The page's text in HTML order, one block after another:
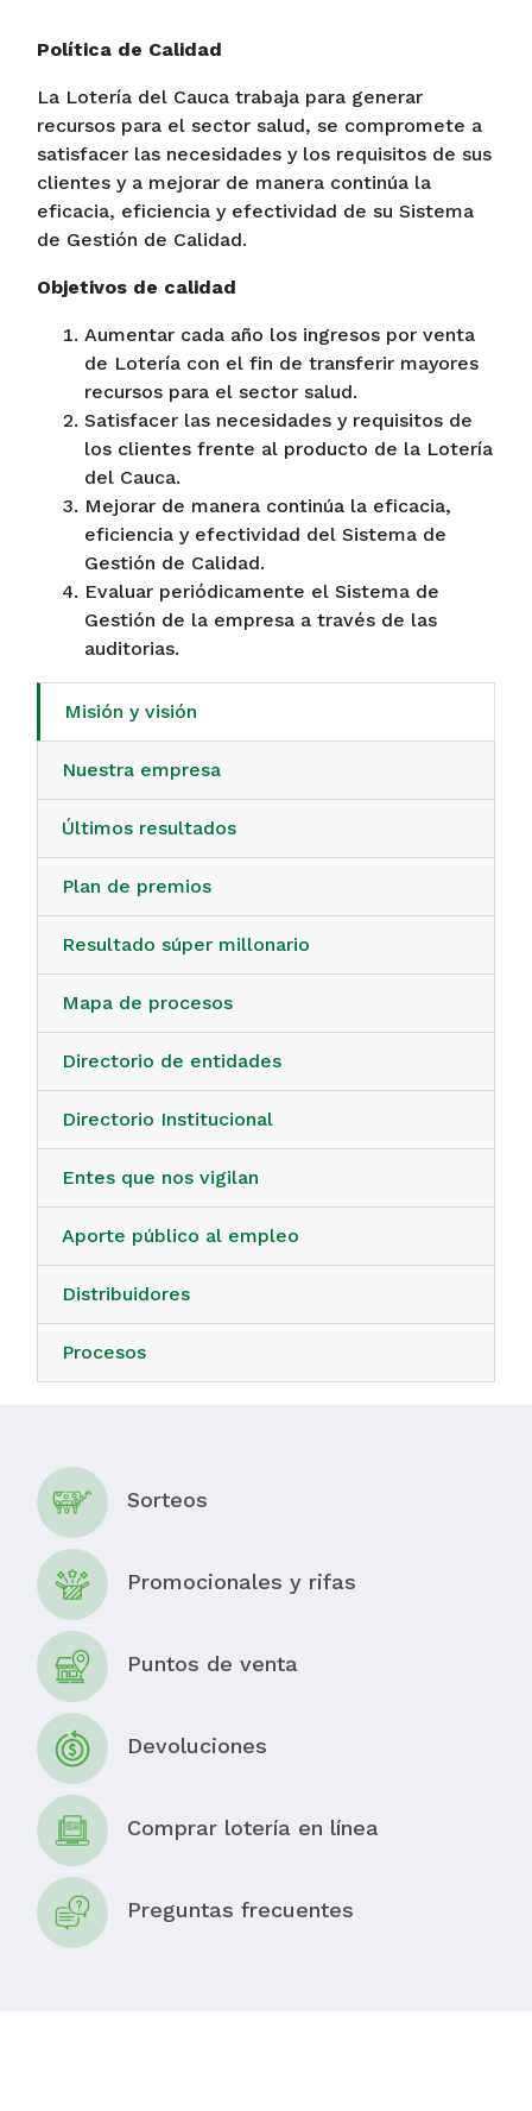
Política de Calidad
La Lotería del Cauca trabaja para generar
recursos para el sector salud, se compromete a
satisfacer las necesidades y los requisitos de sus
clientes y a mejorar de manera continúa la
eficacia, eficiencia y efectividad de su Sistema
de Gestión de Calidad.
Objetivos de calidad
Aumentar cada año los ingresos por venta
de Lotería con el fin de transferir mayores
recursos para el sector salud.
Satisfacer las necesidades y requisitos de
los clientes frente al producto de la Lotería
del Cauca.
Mejorar de manera continúa la eficacia,
eficiencia y efectividad del Sistema de
Gestión de Calidad.
Evaluar periódicamente el Sistema de
Gestión de la empresa a través de las
auditorias.
Misión y visión
Nuestra empresa
Últimos resultados
Plan de premios
Resultado súper millonario
Mapa de procesos
Directorio de entidades
Directorio Institucional
Entes que nos vigilan
Aporte público al empleo
Distribuidores
Procesos
Sorteos
Promocionales y rifas
Puntos de venta
Devoluciones
Comprar lotería en línea
Preguntas frecuentes